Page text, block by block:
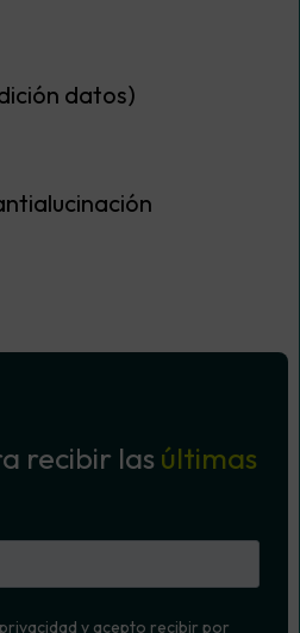
datos)
recibir las últimas